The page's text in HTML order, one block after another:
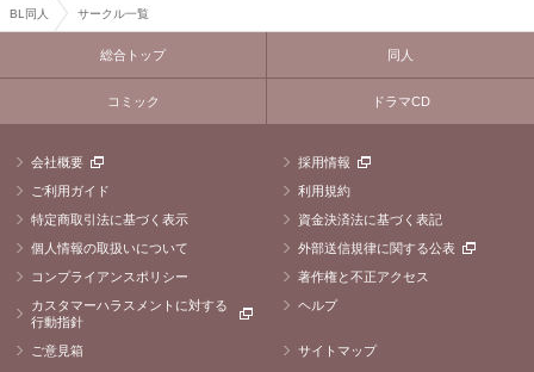
BL同人 サークル一覧
総合トップ 同人
コミック ドラマCD
会社概要
採用情報
ご利用ガイド
利用規約
特定商取引法に基づく表示
資金決済法に基づく表記
個人情報の取扱いについて
外部送信規律に関する公表
コンプライアンスポリシー
著作権と不正アクセス
カスタマーハラスメントに対する
行動指針
ヘルプ
ご意見箱 サイトマップ